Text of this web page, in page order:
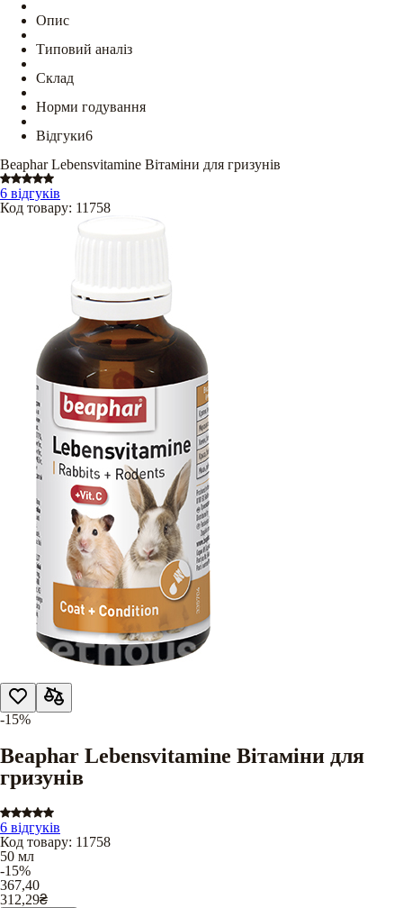
Опис
Типовий аналіз
Склад
Норми годування
Відгуки6
Beaphar Lebensvitamine Вітаміни для гризунів
6 відгуків
Код товару: 11758
-15%
Beaphar Lebensvitamine Вітаміни для
гризунів
6 відгуків
Код товару: 11758
50 мл
-15%
367,40
312,29₴